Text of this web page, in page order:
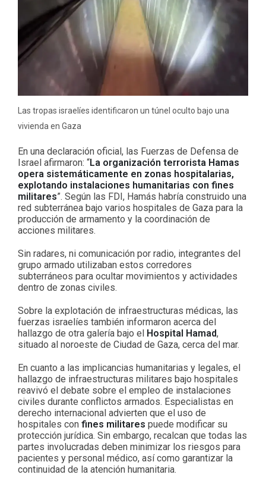
Las tropas israelíes identificaron un túnel oculto bajo una
vivienda en Gaza
En una declaración oficial, las Fuerzas de Defensa de
Israel afirmaron: “La organización terrorista Hamas
opera sistemáticamente en zonas hospitalarias,
explotando instalaciones humanitarias con fines
militares”. Según las FDI, Hamás habría construido una
red subterránea bajo varios hospitales de Gaza para la
producción de armamento y la coordinación de
acciones militares.
Sin radares, ni comunicación por radio, integrantes del
grupo armado utilizaban estos corredores
subterráneos para ocultar movimientos y actividades
dentro de zonas civiles.
Sobre la explotación de infraestructuras médicas, las
fuerzas israelíes también informaron acerca del
hallazgo de otra galería bajo el Hospital Hamad,
situado al noroeste de Ciudad de Gaza, cerca del mar.
En cuanto a las implicancias humanitarias y legales, el
hallazgo de infraestructuras militares bajo hospitales
reavivó el debate sobre el empleo de instalaciones
civiles durante conflictos armados. Especialistas en
derecho internacional advierten que el uso de
hospitales con fines militares puede modificar su
protección jurídica. Sin embargo, recalcan que todas las
partes involucradas deben minimizar los riesgos para
pacientes y personal médico, así como garantizar la
continuidad de la atención humanitaria.